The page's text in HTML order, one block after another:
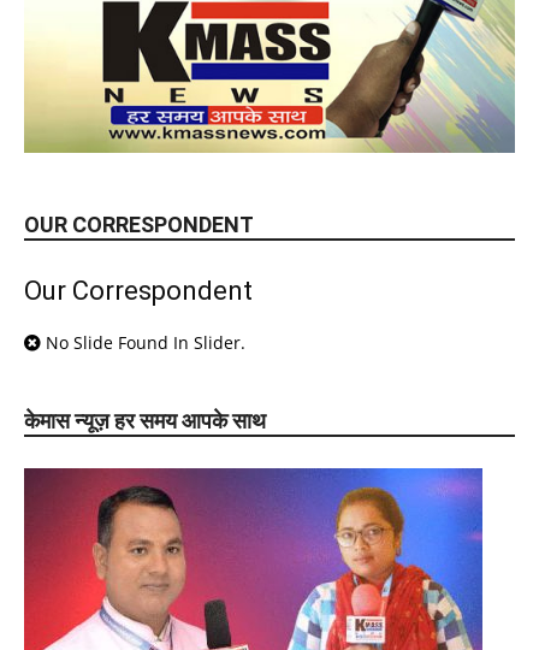
OUR CORRESPONDENT
Our Correspondent
No Slide Found In Slider.
केमास न्यूज़ हर समय आपके साथ